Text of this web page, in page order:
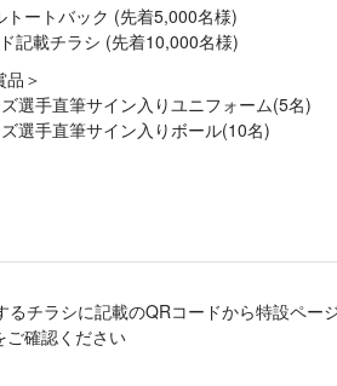
ートバック (先着5,000名様)
記載チラシ (先着10,000名様)
品＞
選手直筆サイン入りユニフォーム(5名)
選手直筆サイン入りボール(10名)
るチラシに記載のQRコードから特設ペー
ご確認ください